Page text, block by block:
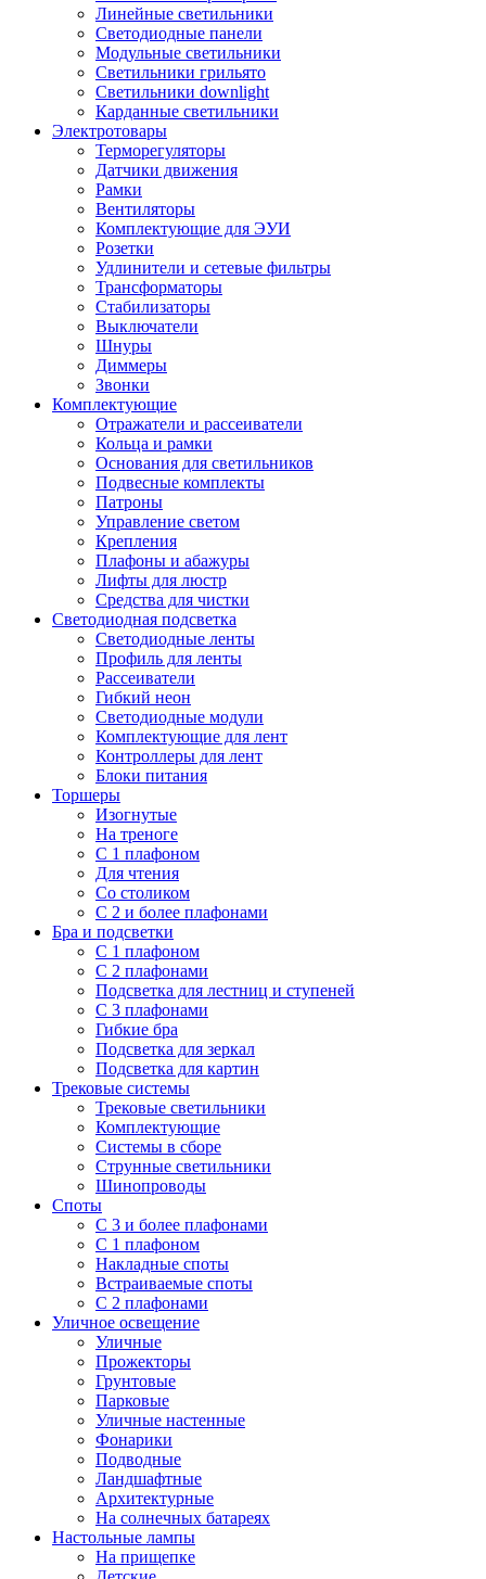
Линейные светильники
Светодиодные панели
Модульные светильники
Светильники грильято
Светильники downlight
Карданные светильники
Электротовары
Терморегуляторы
Датчики движения
Рамки
Вентиляторы
Комплектующие для ЭУИ
Розетки
Удлинители и сетевые фильтры
Трансформаторы
Стабилизаторы
Выключатели
Шнуры
Диммеры
Звонки
Комплектующие
Отражатели и рассеиватели
Кольца и рамки
Основания для светильников
Подвесные комплекты
Патроны
Управление светом
Крепления
Плафоны и абажуры
Лифты для люстр
Средства для чистки
Светодиодная подсветка
Светодиодные ленты
Профиль для ленты
Рассеиватели
Гибкий неон
Светодиодные модули
Комплектующие для лент
Контроллеры для лент
Блоки питания
Торшеры
Изогнутые
На треноге
С 1 плафоном
Для чтения
Со столиком
С 2 и более плафонами
Бра и подсветки
С 1 плафоном
С 2 плафонами
Подсветка для лестниц и ступеней
С 3 плафонами
Гибкие бра
Подсветка для зеркал
Подсветка для картин
Трековые системы
Трековые светильники
Комплектующие
Системы в сборе
Струнные светильники
Шинопроводы
Споты
С 3 и более плафонами
С 1 плафоном
Накладные споты
Встраиваемые споты
С 2 плафонами
Уличное освещение
Уличные
Прожекторы
Грунтовые
Парковые
Уличные настенные
Фонарики
Подводные
Ландшафтные
Архитектурные
На солнечных батареях
Настольные лампы
На прищепке